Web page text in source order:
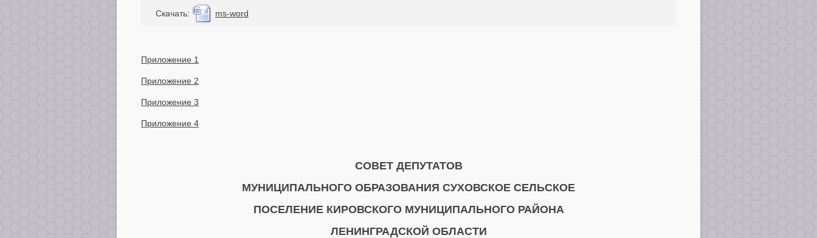
Cкачать: ms-word
Приложение 1
Приложение 2
Приложение 3
Приложение 4
СОВЕТ ДЕПУТАТОВ
МУНИЦИПАЛЬНОГО ОБРАЗОВАНИЯ СУХОВСКОЕ СЕЛЬСКОЕ
ПОСЕЛЕНИЕ КИРОВСКОГО МУНИЦИПАЛЬНОГО РАЙОНА
ЛЕНИНГРАДСКОЙ ОБЛАСТИ